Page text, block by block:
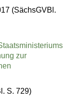
(SächsGVBl.
zur
S. 729)